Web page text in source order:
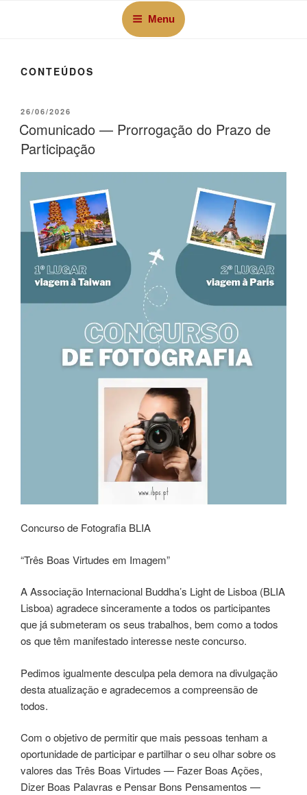
Menu
CONTEÚDOS
26/06/2026
Comunicado — Prorrogação do Prazo de
Participação
Concurso de Fotografia BLIA
“Três Boas Virtudes em Imagem”
A Associação Internacional Buddha’s Light de Lisboa (BLIA
Lisboa) agradece sinceramente a todos os participantes
que já submeteram os seus trabalhos, bem como a todos
os que têm manifestado interesse neste concurso.
Pedimos igualmente desculpa pela demora na divulgação
desta atualização e agradecemos a compreensão de
todos.
Com o objetivo de permitir que mais pessoas tenham a
oportunidade de participar e partilhar o seu olhar sobre os
valores das Três Boas Virtudes — Fazer Boas Ações,
Dizer Boas Palavras e Pensar Bons Pensamentos —